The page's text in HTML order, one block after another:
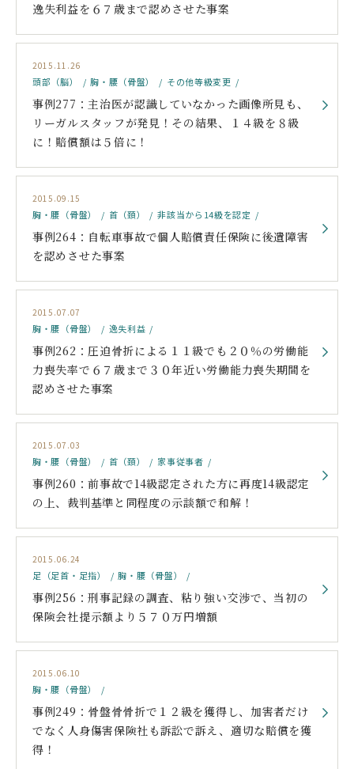
逸失利益を６７歳まで認めさせた事案
2015.11.26
頭部（脳） 胸・腰（骨盤） その他等級変更
事例277：主治医が認識していなかった画像所見も、
リーガルスタッフが発見！その結果、１４級を８級
に！賠償額は５倍に！
2015.09.15
胸・腰（骨盤） 首（頚） 非該当から14級を認定
事例264：自転車事故で個人賠償責任保険に後遺障害
を認めさせた事案
2015.07.07
胸・腰（骨盤） 逸失利益
事例262：圧迫骨折による１１級でも２０％の労働能
力喪失率で６７歳まで３０年近い労働能力喪失期間を
認めさせた事案
2015.07.03
胸・腰（骨盤） 首（頚） 家事従事者
事例260：前事故で14級認定された方に再度14級認定
の上、裁判基準と同程度の示談額で和解！
2015.06.24
足（足首・足指） 胸・腰（骨盤）
事例256：刑事記録の調査、粘り強い交渉で、当初の
保険会社提示額より５７０万円増額
2015.06.10
胸・腰（骨盤）
事例249：骨盤骨骨折で１２級を獲得し、加害者だけ
でなく人身傷害保険社も訴訟で訴え、適切な賠償を獲
得！